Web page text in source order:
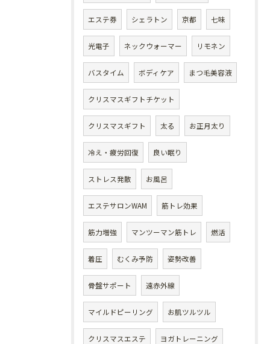
エステ券 シェラトン 京都 七味
光電子 ネックウォーマー リモネン
バスタイム ボディケア まつ毛美容液
クリスマスギフトチケット
クリスマスギフト 太る お正月太り
冷え・疲労回復 良い眠り
ストレス発散 お風呂
エステサロンWAM 筋トレ効果
筋力増強 マンツーマン筋トレ 燃活
着圧 むくみ予防 姿勢改善
骨盤サポート 遠赤外線
マイルドピーリング お肌ツルツル
クリスマスエステ ヨガトレーニング